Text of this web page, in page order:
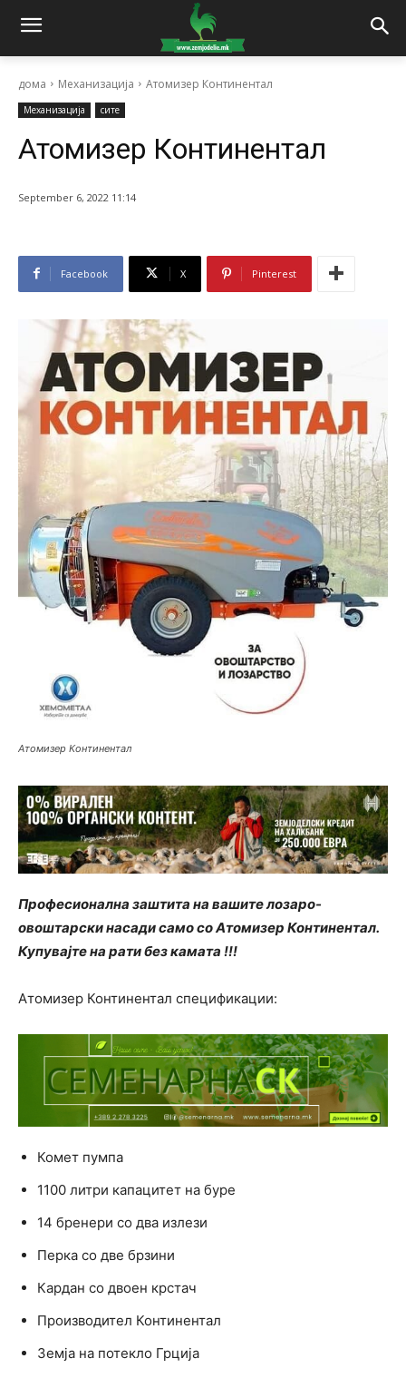
дома Механизација Атомизер Континентал
Механизација сите
Атомизер Континентал
September 6, 2022 11:14
Facebook X Pinterest
Атомизер Континентал
Професионална заштита на вашите лозаро-
овоштарски насади само со Атомизер Континентал.
Купувајте на рати без камата !!!
Атомизер Континентал спецификации:
Комет пумпа
1100 литри капацитет на буре
14 бренери со два излези
Перка со две брзини
Кардан со двоен крстач
Производител Континентал
Земја на потекло Грција